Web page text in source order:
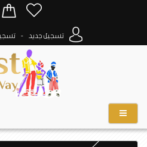
تسجيل جديد -